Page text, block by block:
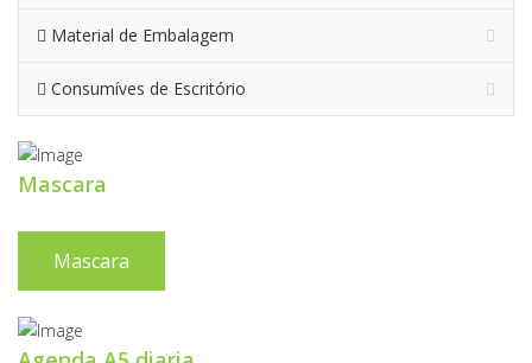
Material de Embalagem
Consumíves de Escritório
Mascara
Mascara